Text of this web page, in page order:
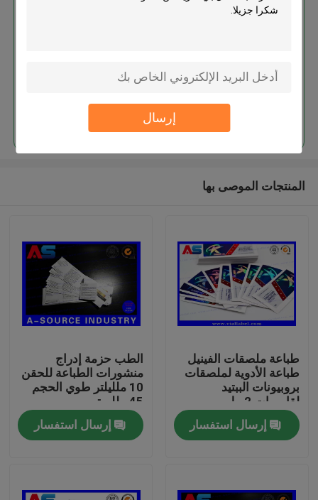
إرسال
بيت
معلومات عنا
المنتجات الموصى بها
طباعة ملصقات الفينيل
طباعة الأدوية لملصقات
بروبيونات الببتيد
لقارورات 2 مل
إرسال استفسار
الطب حزمة إدراج
منشورات الطباعة للحقن
10 ملليلتر طوي الحجم
45 ملليمتر
إرسال استفسار